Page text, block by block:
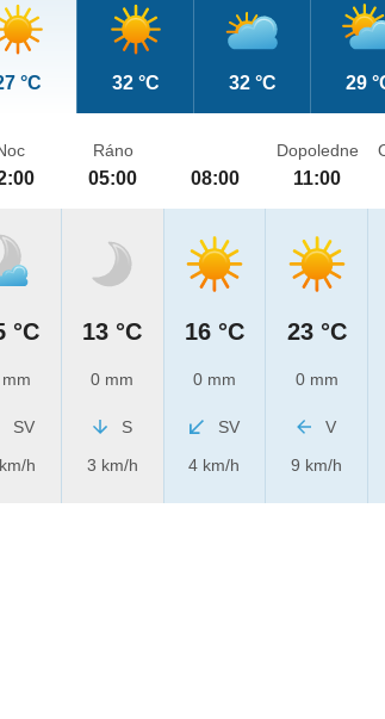
°C 32 °C 32 °C 29
°C
SV
h
Ráno
05:00
13 °C
0 mm
S
3 km/h
08:00
16 °C
0 mm
SV
4 km/h
Dopoledne
11:00
23 °C
0 mm
V
9 km/h